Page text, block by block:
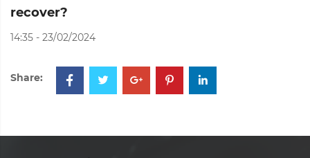
recover?
14:35 - 23/02/2024
Share: